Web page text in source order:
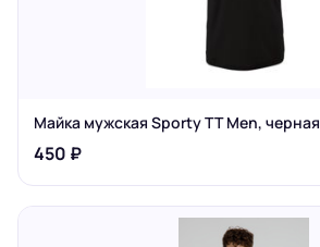
Майка мужская Sporty TT Men, черная
450 ₽